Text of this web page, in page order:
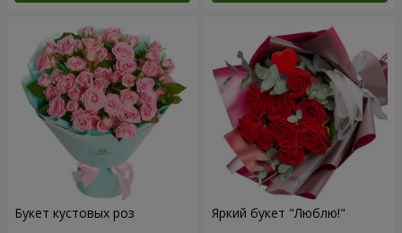
Букет кустовых роз Яркий букет "Люблю!"